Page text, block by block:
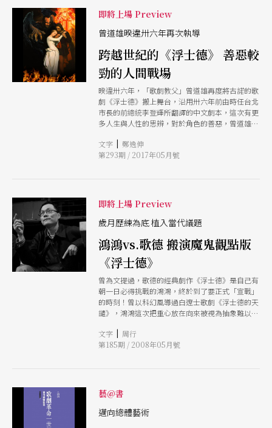
即將上場 Preview
曾道雄暌違卅六年再次執導
跨越世紀的《浮士德》 善惡較
勁的人間戰場
暌違卅六年，「歌劇教父」曾道雄再度將古諾的歌
劇《浮士德》搬上舞台，沿用卅六年前由時任台北
市長的前總統李登輝所翻譯的中文劇本，這次有更
多人生與人性的思辨，對於角色的善惡，曾道雄有
曾道雄也充滿回饋之心，不只演出更安排了系列活
動，期待「讓歌劇成為優雅的生活方式」。
文字 | 鄭逸伸
第293期 / 2017年05月號
即將上場 Preview
歲月歷練為底 植入當代議題
鴻鴻vs.歌德 搬演魔鬼觀點版
《浮士德》
曾為文提過，歌德的經典劇作《浮士德》是自己有
朝一日必得挑戰的鴻鴻，終於到了要正式「宣戰」
的時刻！曾以科幻風導過白遼士歌劇《浮士德的天
譴》，鴻鴻這次把重心放在向來被視為抽象難以解
收進劇場的胃納。
文字 | 周行
第185期 / 2008年05月號
藝@書
邁向總體藝術